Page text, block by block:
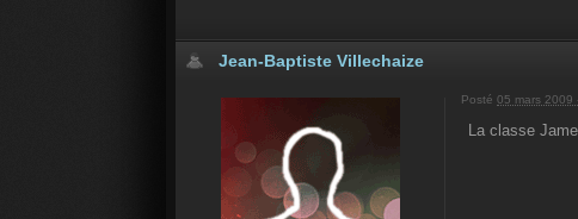
Jean-Baptiste Villechaize
Posté 05 mars 2009
La classe